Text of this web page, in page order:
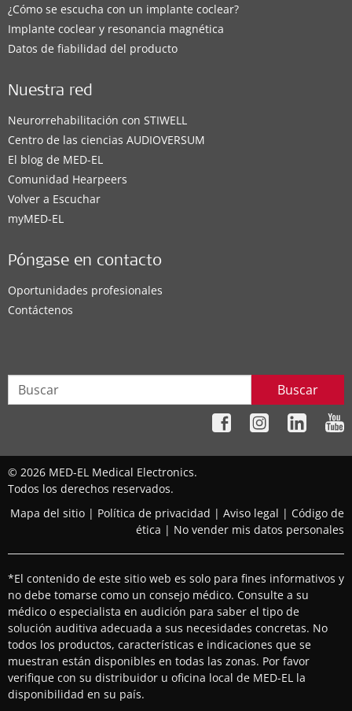
¿Cómo se escucha con un implante coclear?
Implante coclear y resonancia magnética
Datos de fiabilidad del producto
Nuestra red
Neurorrehabilitación con STIWELL
Centro de las ciencias AUDIOVERSUM
El blog de MED-EL
Comunidad Hearpeers
Volver a Escuchar
myMED‑EL
Póngase en contacto
Oportunidades profesionales
Contáctenos
Buscar
© 2026 MED-EL Medical Electronics.
Todos los derechos reservados.
Mapa del sitio | Política de privacidad | Aviso legal | Código de
ética | No vender mis datos personales
*El contenido de este sitio web es solo para fines informativos y
no debe tomarse como un consejo médico. Consulte a su
médico o especialista en audición para saber el tipo de
solución auditiva adecuada a sus necesidades concretas. No
todos los productos, características e indicaciones que se
muestran están disponibles en todas las zonas. Por favor
verifique con su distribuidor u oficina local de MED-EL la
disponibilidad en su país.